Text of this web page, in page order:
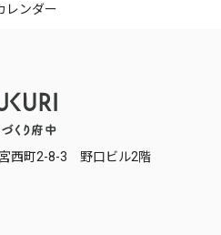
レンダー
西町2-8-3 野口ビル2階